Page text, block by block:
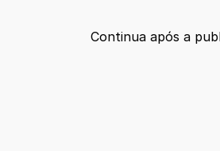
Continua após a